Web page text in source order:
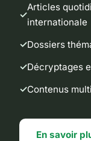
Articles
internationale
Dossiers
Décryptages
Contenus
En savoir